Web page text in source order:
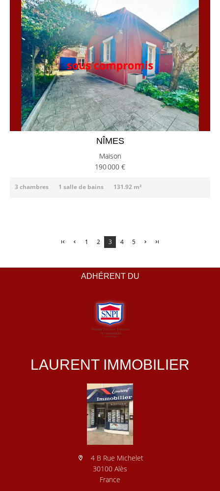
NÎMES
Maison
190 000 €
3 chambres 1 salle de bains 131.92 m²
1 2 3 4 5
ADHÉRENT DU
LAURENT IMMOBILIER
4 B Rue Michelet
30100 Alès
France